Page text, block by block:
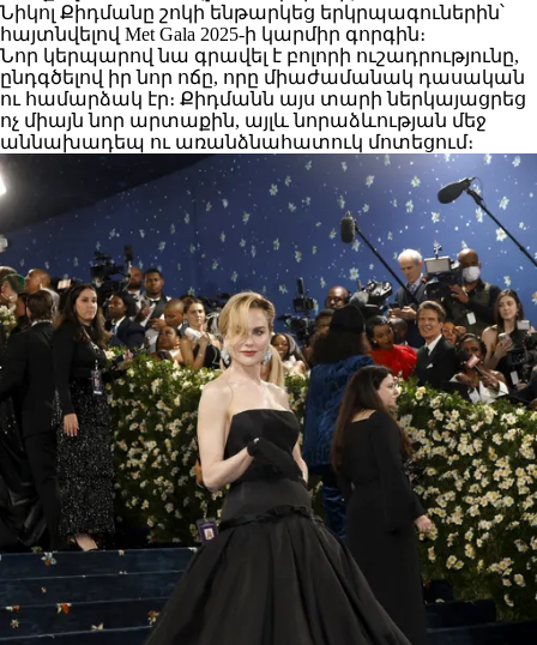
Նիկոլ Քիդմանը շոկի ենթարկեց երկրպագուներին՝
հայտնվելով Met Gala 2025-ի կարմիր գորգին։
Նոր կերպարով նա գրավել է բոլորի ուշադրությունը,
ընդգծելով իր նոր ոճը, որը միաժամանակ դասական
ու համարձակ էր։ Քիդմանն այս տարի ներկայացրեց
ոչ միայն նոր արտաքին, այլև նորաձևության մեջ
աննախադեպ ու առանձնահատուկ մոտեցում։